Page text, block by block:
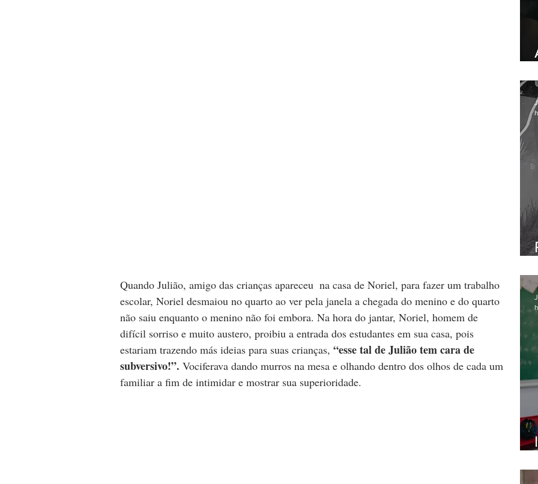
Quando Julião, amigo das crianças apareceu  na casa de Noriel, para fazer um trabalho
escolar, Noriel desmaiou no quarto ao ver pela janela a chegada do menino e do quarto
não saiu enquanto o menino não foi embora. Na hora do jantar, Noriel, homem de
difícil sorriso e muito austero, proibiu a entrada dos estudantes em sua casa, pois
estariam trazendo más ideias para suas crianças, “esse tal de Julião tem cara de
subversivo!”. Vociferava dando murros na mesa e olhando dentro dos olhos de cada um
familiar a fim de intimidar e mostrar sua superioridade.